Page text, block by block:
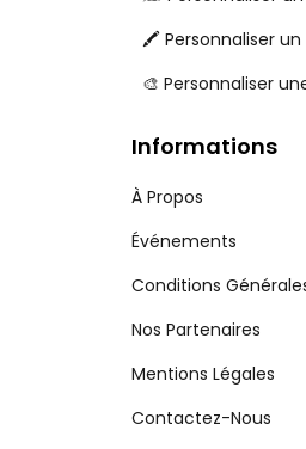
🖍️ Personnaliser un
🎨 Personnaliser
Informations
À Propos
Événements
Conditions
Nos Partenaires
Mentions Légales
Contactez-Nous